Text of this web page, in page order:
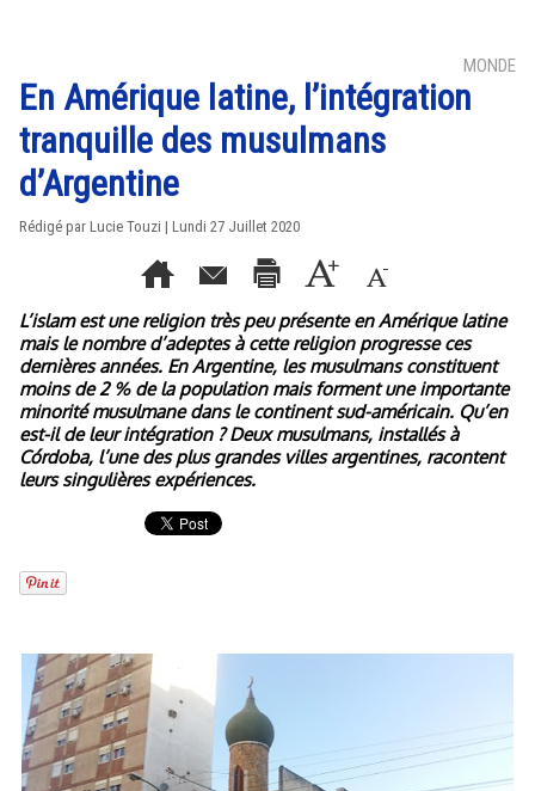
MONDE
En Amérique latine, l’intégration
tranquille des musulmans
d’Argentine
Rédigé par Lucie Touzi | Lundi 27 Juillet 2020
L’islam est une religion très peu présente en Amérique latine
mais le nombre d’adeptes à cette religion progresse ces
dernières années. En Argentine, les musulmans constituent
moins de 2 % de la population mais forment une importante
minorité musulmane dans le continent sud-américain. Qu’en
est-il de leur intégration ? Deux musulmans, installés à
Córdoba, l’une des plus grandes villes argentines, racontent
leurs singulières expériences.